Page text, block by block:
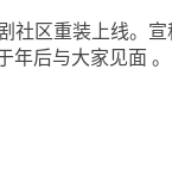
区重装上线。宣
年后与大家见面 。